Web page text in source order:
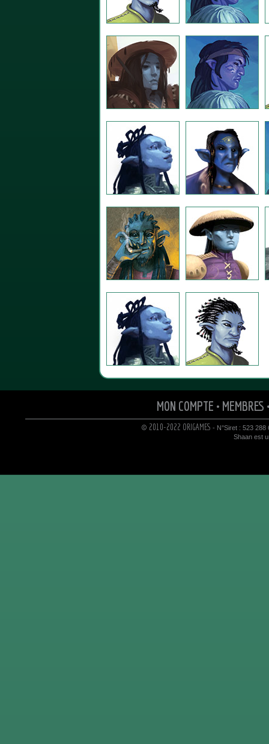
MON COMPTE • MEMBRES
© 2010-2022 ORIGAMES - N°Siret : 523 288
Shaan est